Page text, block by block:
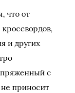
что от
кроссвордов,
и других
с
приносит